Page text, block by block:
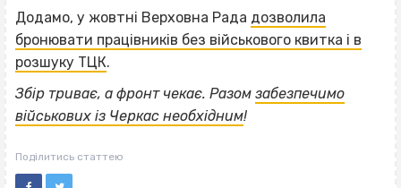
Додамо, у жовтні Верховна Рада дозволила
бронювати працівників без військового квитка і в
розшуку ТЦК.
Збір триває, а фронт чекає. Разом забезпечимо
військових із Черкас необхідним!
Поділитись статтею